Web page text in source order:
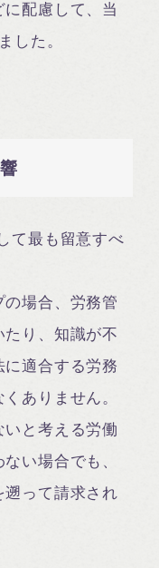
配慮して、当
した。
て最も留意すべ
場合、労務管
り、知識が不
適合する労務
ありません。
と考える労働
い場合でも、
って請求され